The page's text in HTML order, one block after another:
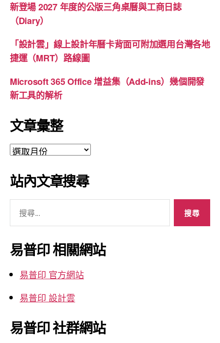
新登場 2027 年度的公版三角桌曆與工商日誌
（Diary）
「設計雲」線上設計年曆卡背面可附加選用台灣各地
捷運（MRT）路線圖
Microsoft 365 Office 增益集（Add-ins）幾個開發
新工具的解析
文章彙整
文
彙
整
站內文章搜尋
鍵
字:
易普印 相關網站
易普印 官方網站
易普印 設計雲
易普印 社群網站